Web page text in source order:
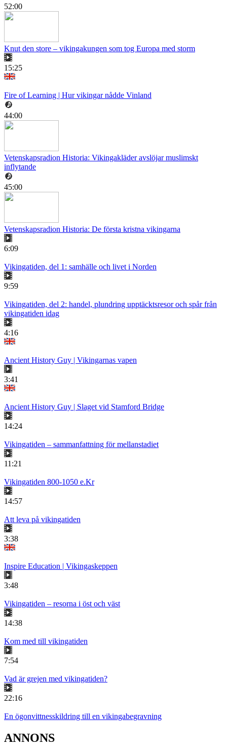
52:00
Knut den store – vikingakungen som tog Europa med storm
15:25
Fire of Learning | Hur vikingar nådde Vinland
44:00
Vetenskapsradion Historia: Vikingakläder avslöjar muslimskt
inflytande
45:00
Vetenskapsradion Historia: De första kristna vikingarna
6:09
Vikingatiden, del 1: samhälle och livet i Norden
9:59
Vikingatiden, del 2: handel, plundring upptäcktsresor och spår från
vikingatiden idag
4:16
Ancient History Guy | Vikingarnas vapen
3:41
Ancient History Guy | Slaget vid Stamford Bridge
14:24
Vikingatiden – sammanfattning för mellanstadiet
11:21
Vikingatiden 800-1050 e.Kr
14:57
Att leva på vikingatiden
3:38
Inspire Education | Vikingaskeppen
3:48
Vikingatiden – resorna i öst och väst
14:38
Kom med till vikingatiden
7:54
Vad är grejen med vikingatiden?
22:16
En ögonvittnesskildring till en vikingabegravning
ANNONS